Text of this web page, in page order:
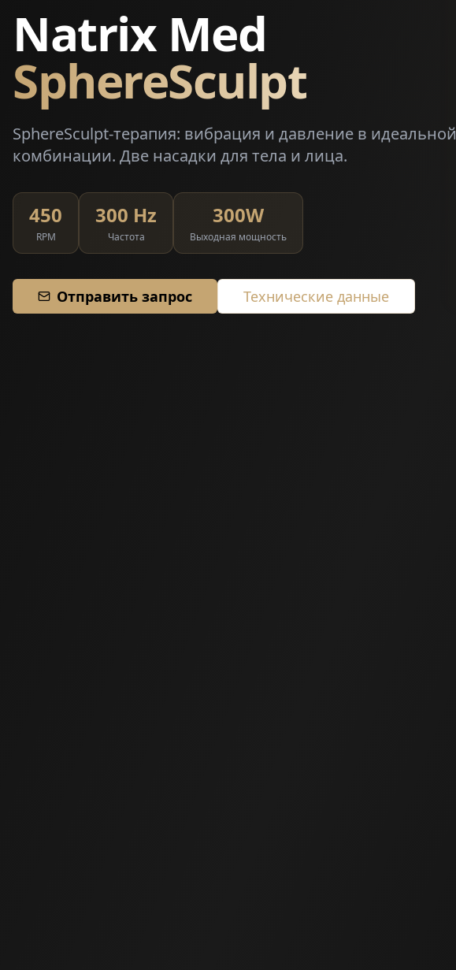
Natrix Med
SphereSculpt
SphereSculpt-терапия: вибрация и давление в идеальной
комбинации. Две насадки для тела и лица.
450
RPM
300 Hz
Частота
300W
Выходная мощность
Отправить запрос Технические данные